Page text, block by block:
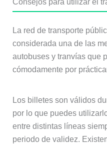
La red de transporte
considerada una de las
autobuses y tranvías que
cómodamente por
Los billetes son válidos
por lo que puedes
entre distintas líneas
periodo de validez.